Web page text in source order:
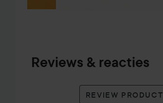
Reviews & reacties
REVIEW PRODUCT